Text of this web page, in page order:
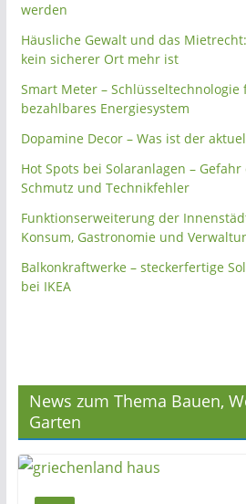
werden
Häusliche Gewalt und das
kein sicherer Ort mehr ist
Smart Meter –
bezahlbares Energiesystem
Dopamine Decor – Was ist der
Hot Spots bei Solaranlagen –
Schmutz und Technikfehler
Funktionserweiterung der
Konsum, Gastronomie und
Balkonkraftwerke – steckerfertige
bei IKEA
News zum Thema Bauen,
Garten